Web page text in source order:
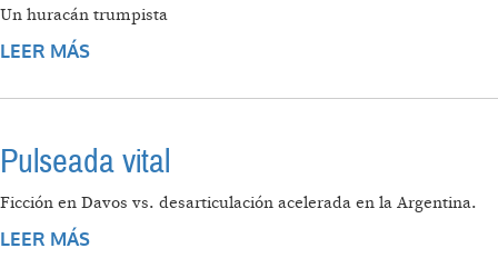
Un huracán trumpista
LEER MÁS
Pulseada vital
Ficción en Davos vs. desarticulación acelerada en la Argentina.
LEER MÁS